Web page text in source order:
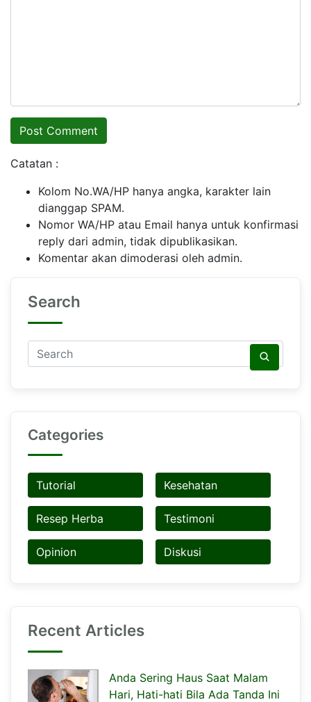
Catatan :
Kolom No.WA/HP hanya angka, karakter lain
dianggap SPAM.
Nomor WA/HP atau Email hanya untuk konfirmasi
reply dari admin, tidak dipublikasikan.
Komentar akan dimoderasi oleh admin.
Search
Categories
Tutorial Kesehatan
Resep Herba Testimoni
Opinion Diskusi
Recent Articles
Anda Sering Haus Saat Malam
Hari, Hati-hati Bila Ada Tanda Ini